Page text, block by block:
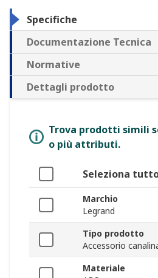
Specifiche
Documentazione Tecnica
Normative
Dettagli prodotto
Trova prodotti simili
o più attributi.
Seleziona
Marchio
Legrand
Tipo prodotto
Accessorio
Materiale